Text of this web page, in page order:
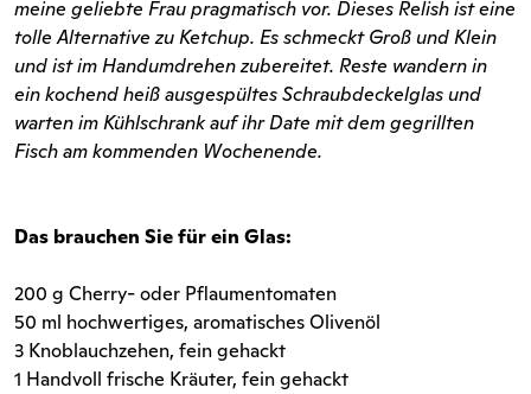
meine geliebte Frau pragmatisch vor. Dieses Relish ist eine
tolle Alternative zu Ketchup. Es schmeckt Groß und Klein
und ist im Handumdrehen zubereitet. Reste wandern in
ein kochend heiß ausgespültes Schraubdeckelglas und
warten im Kühlschrank auf ihr Date mit dem gegrillten
Fisch am kommenden Wochenende.
Das brauchen Sie für ein Glas:
​​​​200 g Cherry- oder Pflaumentomaten
50 ml hochwertiges, aromatisches Olivenöl
3 Knoblauchzehen, fein gehackt
1 Handvoll frische Kräuter, fein gehackt